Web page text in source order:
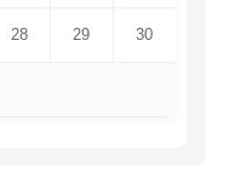
28 29 30